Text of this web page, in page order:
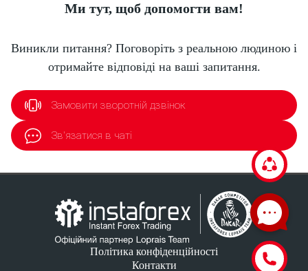
Ми тут, щоб допомогти вам!
Виникли питання? Поговоріть з реальною людиною і
отримайте відповіді на ваші запитання.
Замовити зворотній дзвінок
Зв'язатися в чаті
Політика конфіденційності
Контакти